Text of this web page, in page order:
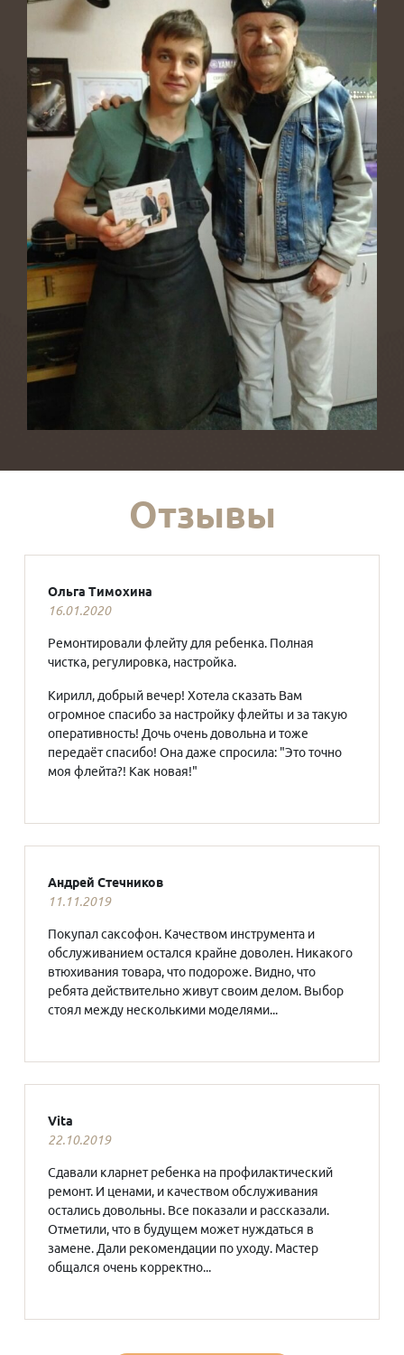
Отзывы
Ольга Тимохина
16.01.2020
Ремонтировали флейту для ребенка. Полная
чистка, регулировка, настройка.
Кирилл, добрый вечер! Хотела сказать Вам
огромное спасибо за настройку флейты и за такую
оперативность! Дочь очень довольна и тоже
передаёт спасибо! Она даже спросила: "Это точно
моя флейта?! Как новая!"
Андрей Стечников
11.11.2019
Покупал саксофон. Качеством инструмента и
обслуживанием остался крайне доволен. Никакого
втюхивания товара, что подороже. Видно, что
ребята действительно живут своим делом. Выбор
стоял между несколькими моделями...
Vita
22.10.2019
Сдавали кларнет ребенка на профилактический
ремонт. И ценами, и качеством обслуживания
остались довольны. Все показали и рассказали.
Отметили, что в будущем может нуждаться в
замене. Дали рекомендации по уходу. Мастер
общался очень корректно...